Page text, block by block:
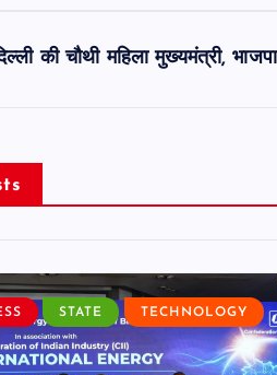
की चौथी महिला मुख्यमंत्री,
STATE TECHNOLOGY